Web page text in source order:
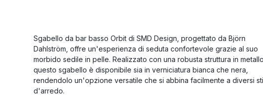
Sgabello da bar basso Orbit di SMD Design, progettato da Björn
Dahlström, offre un'esperienza di seduta confortevole grazie al suo
morbido sedile in pelle. Realizzato con una robusta struttura in
questo sgabello è disponibile sia in verniciatura bianca che nera,
rendendolo un'opzione versatile che si abbina facilmente a diversi
d'arredo.